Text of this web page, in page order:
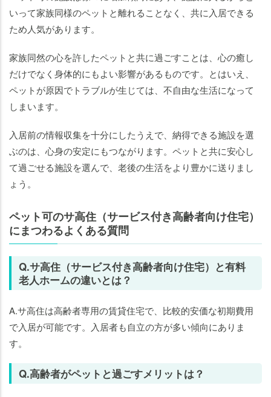
いって家族同様のペットと離れることなく、共に入居できる
ため人気があります。
家族同然の心を許したペットと共に過ごすことは、心の癒し
だけでなく身体的にもよい影響があるものです。とはいえ、
ペットが原因でトラブルが生じては、不自由な生活になって
しまいます。
入居前の情報収集を十分にしたうえで、納得できる施設を選
ぶのは、心身の安定にもつながります。ペットと共に安心し
て過ごせる施設を選んで、老後の生活をより豊かに送りまし
ょう。
ペット可のサ高住（サービス付き高齢者向け住宅）
にまつわるよくある質問
Q.サ高住（サービス付き高齢者向け住宅）と有料
老人ホームの違いとは？
A.サ高住は高齢者専用の賃貸住宅で、比較的安価な初期費用
で入居が可能です。入居者も自立の方が多い傾向にありま
す。
Q.高齢者がペットと過ごすメリットは？